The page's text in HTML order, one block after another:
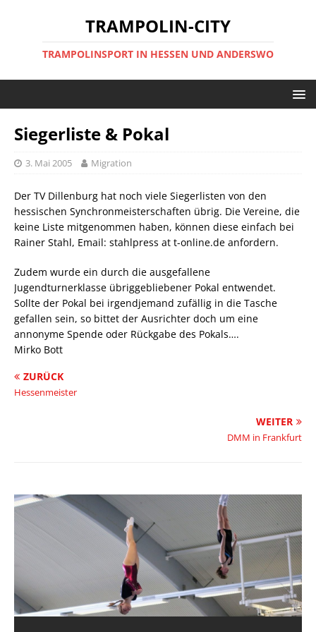
TRAMPOLIN-CITY
TRAMPOLINSPORT IN HESSEN UND ANDERSWO
Siegerliste & Pokal
3. Mai 2005 Migration
Der TV Dillenburg hat noch viele Siegerlisten von den
hessischen Synchronmeisterschaften übrig. Die Vereine, die
keine Liste mitgenommen haben, können diese einfach bei
Rainer Stahl, Email: stahlpress at t-online.de anfordern.
Zudem wurde ein durch die ausgefallene
Jugendturnerklasse übriggebliebener Pokal entwendet.
Sollte der Pokal bei irgendjemand zufällig in die Tasche
gefallen sein, so bittet der Ausrichter doch um eine
annonyme Spende oder Rückgabe des Pokals….
Mirko Bott
ZURÜCK
Hessenmeister
WEITER
DMM in Frankfurt